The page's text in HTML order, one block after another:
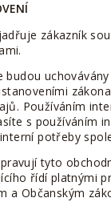
zákazník
budou
Používáním
s používáním
potřeby
tyto
řídí platnými
a Občanským